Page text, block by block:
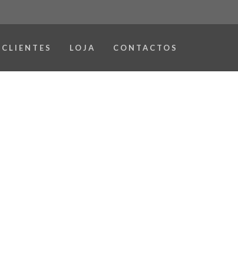
CLIENTES LOJA CONTACTOS